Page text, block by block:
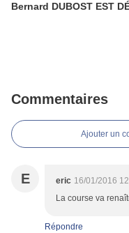
Bernard DUBOST EST
Commentaires
Ajouter un
E eric 16/01/2016
La course va
Répondre